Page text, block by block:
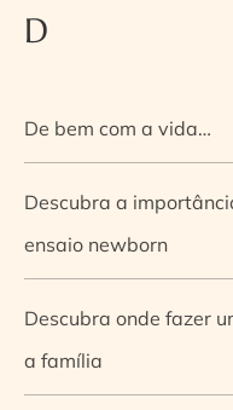
D
De bem com a vida…
Descubra a
ensaio newborn
Descubra onde fazer
a família